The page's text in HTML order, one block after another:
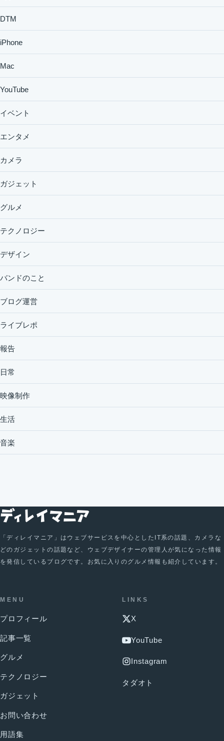
DTM
iPhone
Mac
YouTube
イベント
エンタメ
カメラ
ガジェット
グルメ
テクノロジー
デザイン
バンドのこと
ブログ運営
ライブレポ
報告
日常
映像制作
生活
音楽
「ディレイマニア」はウェブサービスを中心としたIT系の話題、カメラな
どのガジェットの話題など、ウェブデザイナーの管理人が気になった情報
を発信しているブログです。お気に入りのグルメ情報も紹介しています。
MENU
プロフィール
記事一覧
グルメ
テクノロジー
ガジェット
お問い合わせ
用語集
LINKS
X
YouTube
Instagram
タダオト